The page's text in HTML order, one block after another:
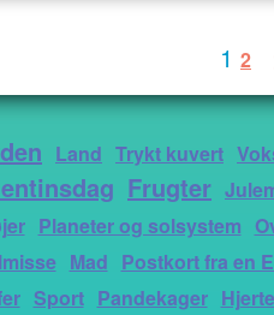
1 2
Land Trykt kuvert
Frugter
Planeter og solsystem
Mad Postkort fra en
Sport Pandekager Hjerte